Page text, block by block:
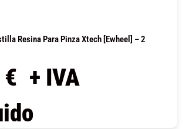
Resina Para Pinza Xtech [Ewheel] – 2
€ + IVA